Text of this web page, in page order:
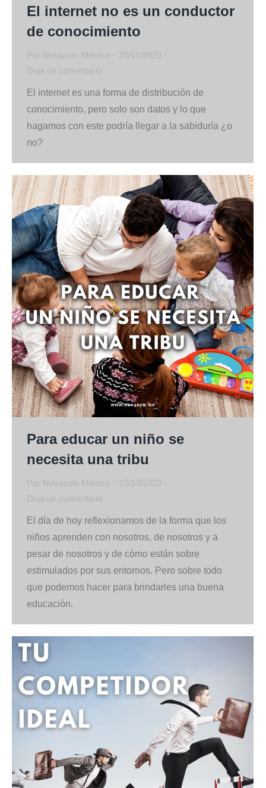
El internet no es un conductor
de conocimiento
Por Novarum México
20/11/2023
Deja un comentario
El internet es una forma de distribución de
conocimiento, pero solo son datos y lo que
hagamos con este podría llegar a la sabiduría ¿o
no?
Para educar un niño se
necesita una tribu
Por Novarum México
15/10/2023
Deja un comentario
El día de hoy reflexionamos de la forma que los
niños aprenden con nosotros, de nosotros y a
pesar de nosotros y de cómo están sobre
estimulados por sus entornos. Pero sobre todo
que podemos hacer para brindarles una buena
educación.